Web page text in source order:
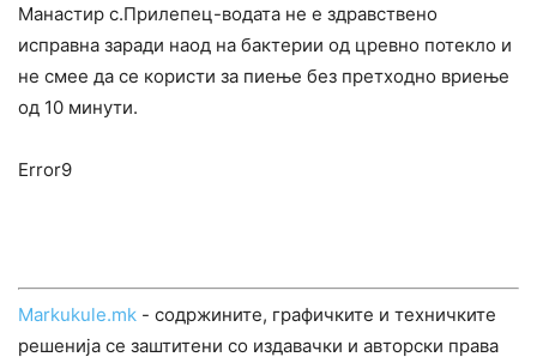
Манастир с.Прилепец-водата не е здравствено
исправна заради наод на бактерии од цревно потекло и
не смее да се користи за пиење без претходно вриење
од 10 минути.
Error9
Markukule.mk - содржините, графичките и техничките
решенија се заштитени со издавачки и авторски права